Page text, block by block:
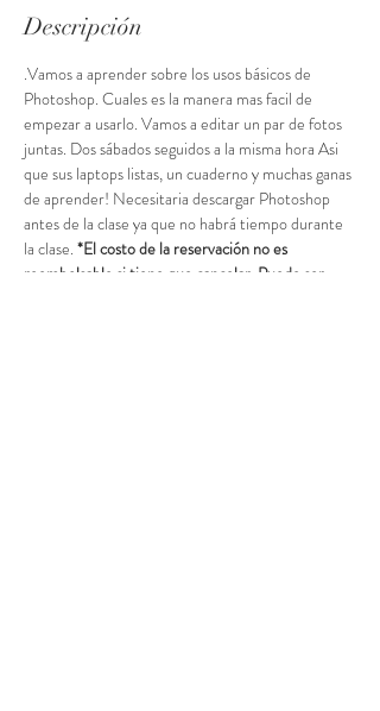
Descripción
.Vamos a aprender sobre los usos básicos de
Photoshop. Cuales es la manera mas facil de
empezar a usarlo. Vamos a editar un par de fotos
juntas. Dos sábados seguidos a la misma hora Asi
que sus laptops listas, un cuaderno y muchas ganas
de aprender! Necesitaria descargar Photoshop
antes de la clase ya que no habrá tiempo durante
la clase. *El costo de la reservación no es
reembolsable si tiene que cancelar. Puede ser